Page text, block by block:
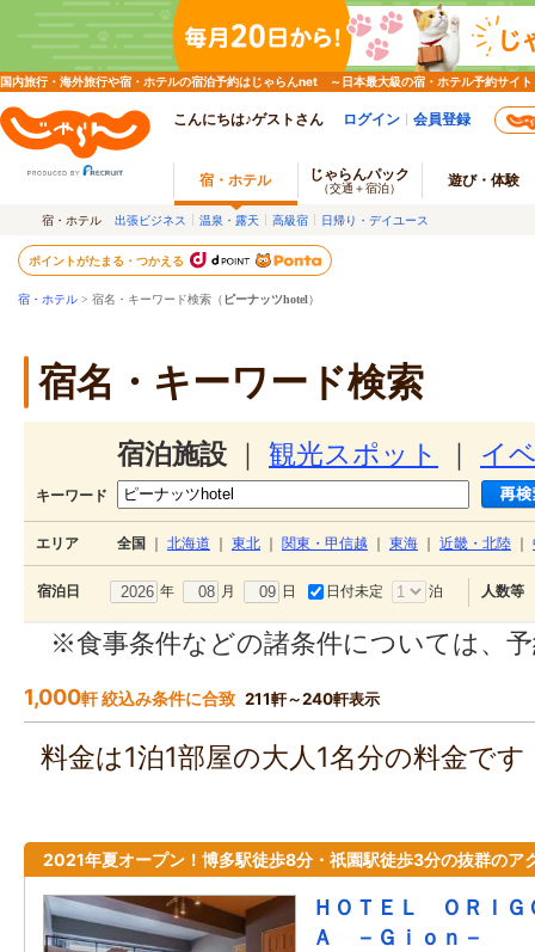
国内旅行・海外旅行や宿・ホテルの宿泊予約はじゃらんnet ～日本最大級の宿・ホテル予約サイト
こんにちは♪ゲストさん ログイン 会員登録
宿・ホテル じゃらんパック
（交通＋宿泊） 遊び・体験
宿・ホテル 出張ビジネス 温泉・露天 高級宿 日帰り・デイユース
ポイントがたまる・つかえる
宿・ホテル > 宿名・キーワード検索（ ピーナッツhotel）
宿名・キーワード検索
宿泊施設 観光スポット イ
キーワード
エリア 全国 北海道 東北 関東・甲信越 東海 近畿・北陸
宿泊日 年 月 日 日付未定 泊 人数等
※食事条件などの諸条件については、
1,000軒 絞込み条件に合致 211軒～240軒表示
料金は1泊1部屋の大人1名分の料金で
2021年夏オープン！博多駅徒歩8分・祇園駅徒歩3分の抜群のア
ＨＯＴＥＬ ＯＲＩ
Ａ －Ｇｉｏｎ－